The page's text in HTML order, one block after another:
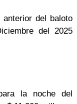
anterior del baloto
del 2025
la noche del